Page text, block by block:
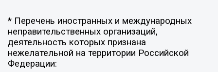
* Перечень иностранных и международных
неправительственных организаций,
деятельность которых признана
нежелательной на территории Российской
Федерации: